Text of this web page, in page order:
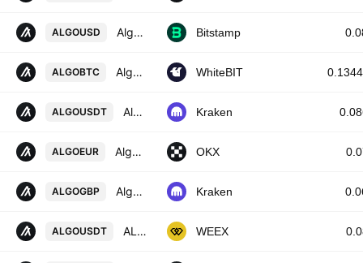
ALGOUSD Algorand / U.S. dollar Bitstamp
ALGOBTC Algorand / Bitcoin WhiteBIT
ALGOUSDT Algorand / Tether USD Kraken
ALGOEUR Algorand/EUR OKX
ALGOGBP Algorand / British Pound Kraken
ALGOUSDT ALGORAND/TETHERUS WEEX